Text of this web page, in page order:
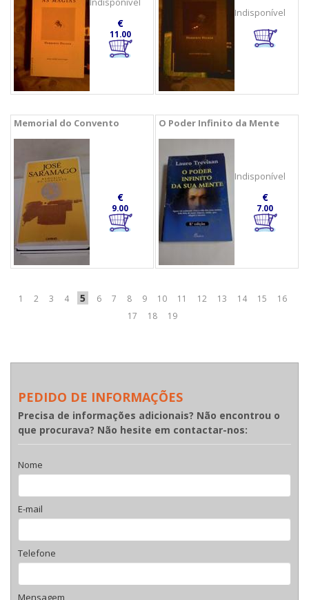
€
11.00
Indisponível
Memorial do Convento
€
9.00
O Poder Infinito da Mente
Indisponível
€
7.00
1 2 3 4 5 6 7 8 9 10 11 12 13 14 15
16
17
18 19
PEDIDO DE INFORMAÇÕES
Precisa de informações adicionais? Não encontrou o
que procurava? Não hesite em contactar-nos:
Nome
E-mail
Telefone
Mensagem